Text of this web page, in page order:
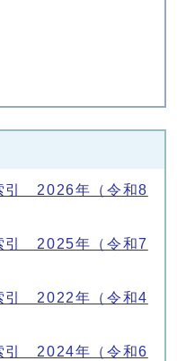
引 2026年（令和8
引 2025年（令和7
引 2022年（令和4
引 2024年（令和6